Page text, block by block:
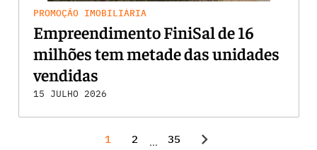
PROMOÇÃO IMOBILIÁRIA
Empreendimento FiniSal de 16
milhões tem metade das unidades
vendidas
15 JULHO 2026
1 2 ... 35 chevron_right